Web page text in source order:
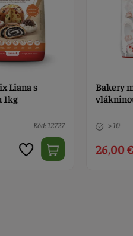
s
Bakery mix
vlákninou 5 kg
26,00 €